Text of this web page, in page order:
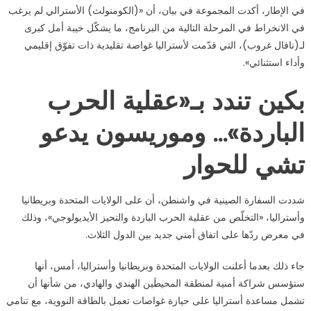
في الإطار، أكدت المجموعة في بيان، أن «(الكومنولث) الأسترالي لم يرغب
في الانخراط في المرحلة التالية من البرنامج، ما يشكّل خيبة أمل كبرى
لـ(نافال غروب)، التي قدّمت لأستراليا غواصة تقليدية ذات تفوّق إقليمي
وأداء استثنائي».
بكين تندد بـ«عقلية الحرب
الباردة»… وموريسون يدعو
تشي للحوار
شددت السفارة الصينية في واشنطن، أن على الولايات المتحدة وبريطانيا
وأستراليا، «التخلّص من عقلية الحرب الباردة والتحيز الأيديولوجي»، وذلك
في معرض ردّها على اتفاق أمني جديد بين الدول الثلاث.
جاء ذلك بعدما أعلنت الولايات المتحدة وبريطانيا وأستراليا، أمس، أنها
ستؤسس شراكة أمنية لمنطقة المحيطَين الهندي والهادي، من شأنها أن
تشمل مساعدة أستراليا على حيازة غواصات تعمل بالطاقة النووية، مع تنامي